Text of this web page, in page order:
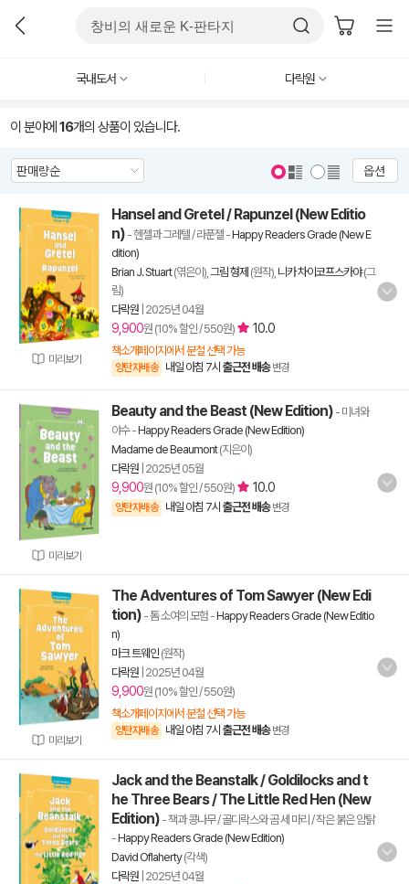
국내도서 다락원
이 분야에 16개의 상품이 있습니다.
옵션
미리보기
Hansel and Gretel / Rapunzel (New Editio
n) - 헨젤과 그레텔 / 라푼젤 -Happy Readers Grade (New E
dition)
Brian J. Stuart(엮은이), 그림 형제 (원작), 니카 차이코프스카야(그
림)
다락원 2025년 04월
9,900원 (10% 할인 / 550원) 10.0
책소개페이지에서 분철 선택 가능
양탄자배송 내일 아침 7시 출근전 배송 변경
미리보기
Beauty and the Beast (New Edition) - 미녀와
야수-Happy Readers Grade (New Edition)
Madame de Beaumont(지은이)
다락원 2025년 05월
9,900원 (10% 할인 / 550원) 10.0
양탄자배송 내일 아침 7시 출근전 배송 변경
미리보기
The Adventures of Tom Sawyer (New Edi
tion) - 톰 소여의 모험 -Happy Readers Grade (New Editio
n)
마크 트웨인 (원작)
다락원 2025년 04월
9,900원 (10% 할인 / 550원)
책소개페이지에서 분철 선택 가능
양탄자배송 내일 아침 7시 출근전 배송 변경
Jack and the Beanstalk / Goldilocks and t
he Three Bears / The Little Red Hen (New
Edition) - 잭과 콩나무 / 골디락스와 곰 세 마리 / 작은 붉은 암탉
-Happy Readers Grade (New Edition)
David Oflaherty(각색)
다락원 2025년 04월